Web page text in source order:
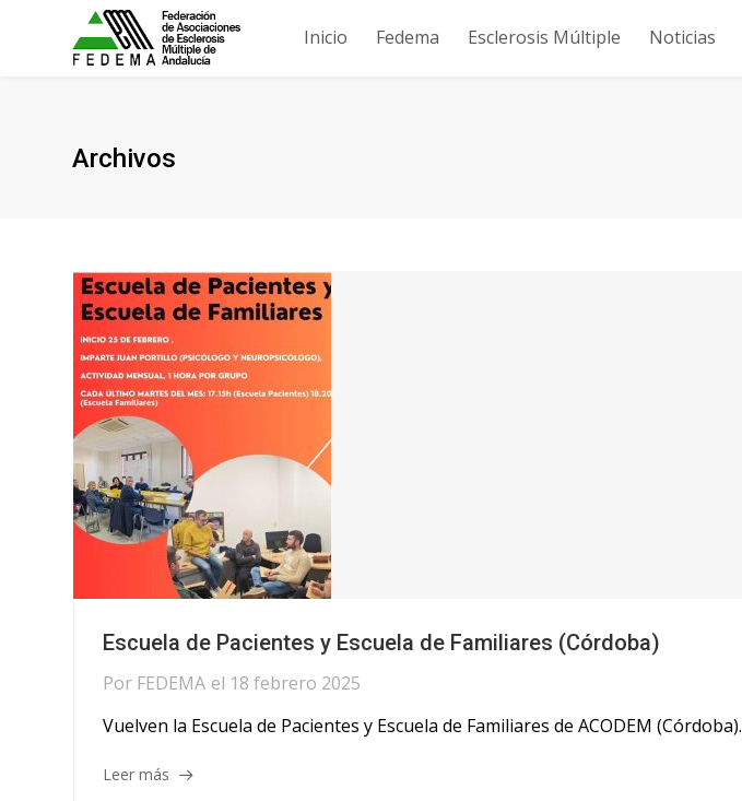
Inicio Fedema Esclerosis Múltiple Noticias
Archivos
Escuela de Pacientes y Escuela de Familiares (Córdoba)
Por FEDEMA el 18 febrero 2025
Vuelven la Escuela de Pacientes y Escuela de Familiares de ACODEM (Córdoba).
Leer más